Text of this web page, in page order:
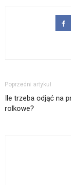
Poprzedni artykuł
Ile trzeba odjąć na
rolkowe?